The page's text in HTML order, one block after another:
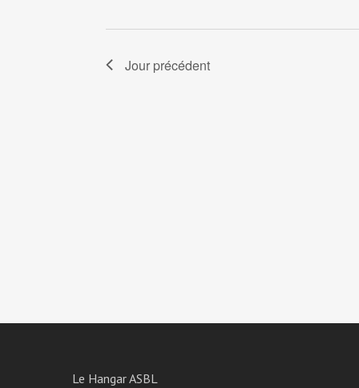
Jour précédent
Le Hangar ASBL